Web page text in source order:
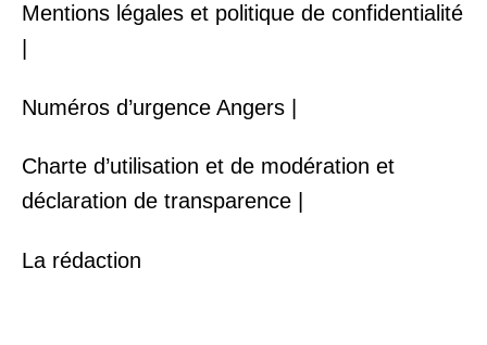
Mentions légales et politique de confidentialité
Numéros d’urgence Angers |
Charte d’utilisation et de modération et
déclaration de transparence |
La rédaction